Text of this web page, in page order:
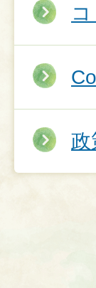
政